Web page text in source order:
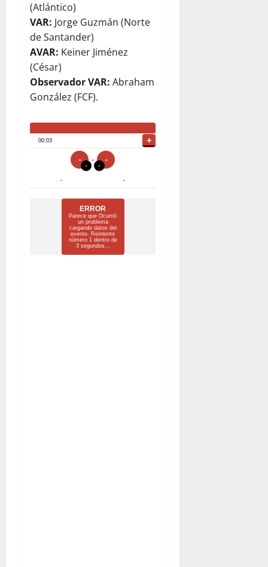
(Atlántico)
VAR: Jorge Guzmán (Norte
de Santander)
AVAR: Keiner Jiménez
(César)
Observador VAR: Abraham
González (FCF).